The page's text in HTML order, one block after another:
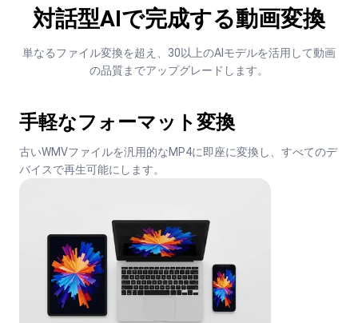
対話型AIで完成する動画変換
単なるファイル変換を超え、30以上のAIモデルを活用して動画
の品質までアップグレードします。
手軽なフォーマット変換
古いWMVファイルを汎用的なMP4に即座に変換し、すべてのデ
バイスで再生可能にします。